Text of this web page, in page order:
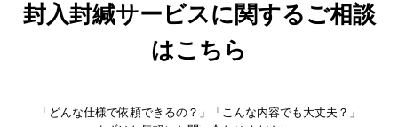
封入封緘サービスに関するご相談
はこちら
「どんな仕様で依頼できるの？」「こんな内容でも大丈夫？」